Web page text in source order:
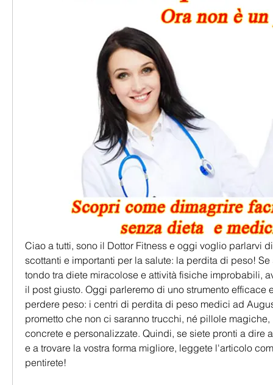
Ciao a tutti, sono il Dottor Fitness e oggi voglio parlarvi
scottanti e importanti per la salute: la perdita di peso!
tondo tra diete miracolose e attività fisiche improbabili,
il post giusto. Oggi parleremo di uno strumento efficace
perdere peso: i centri di perdita di peso medici ad
prometto che non ci saranno trucchi, né pillole
concrete e personalizzate. Quindi, se siete pronti a dire
e a trovare la vostra forma migliore, leggete l'articolo
pentirete!